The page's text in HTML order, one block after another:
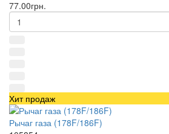
77.00грн.
Хит продаж
Рычаг газа (178F/186F)